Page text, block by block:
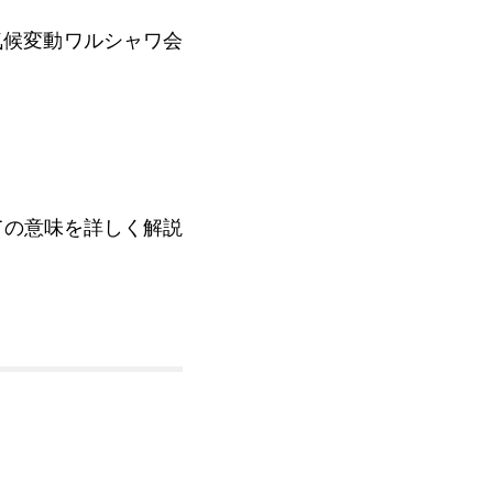
変動ワルシャワ会
意味を詳しく解説